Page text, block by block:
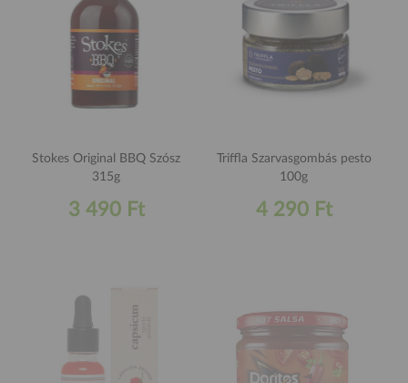
Stokes Original BBQ Szósz
315g
3 490 Ft
Triffla Szarvasgombás pesto
100g
4 290 Ft